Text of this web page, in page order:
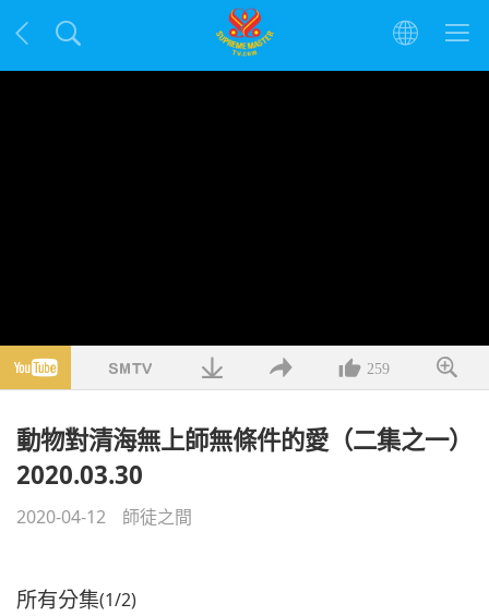
259
動物對清海無上師無條件的愛（二集之一）
2020.03.30
2020-04-12 師徒之間
所有分集(1/2)